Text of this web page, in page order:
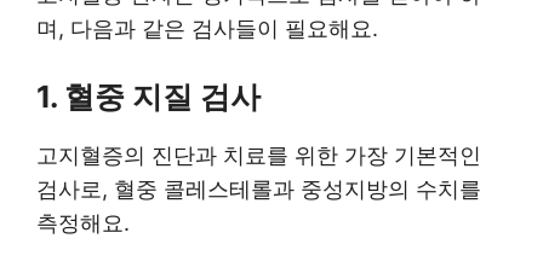
며, 다음과 같은 검사들이 필요해요.
1. 혈중 지질 검사
고지혈증의 진단과 치료를 위한 가장 기본적인
검사로, 혈중 콜레스테롤과 중성지방의 수치를
측정해요.